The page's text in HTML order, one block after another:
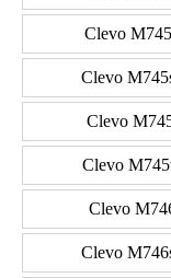
Clevo
Clevo
Clevo
Clevo
Clevo
Clevo